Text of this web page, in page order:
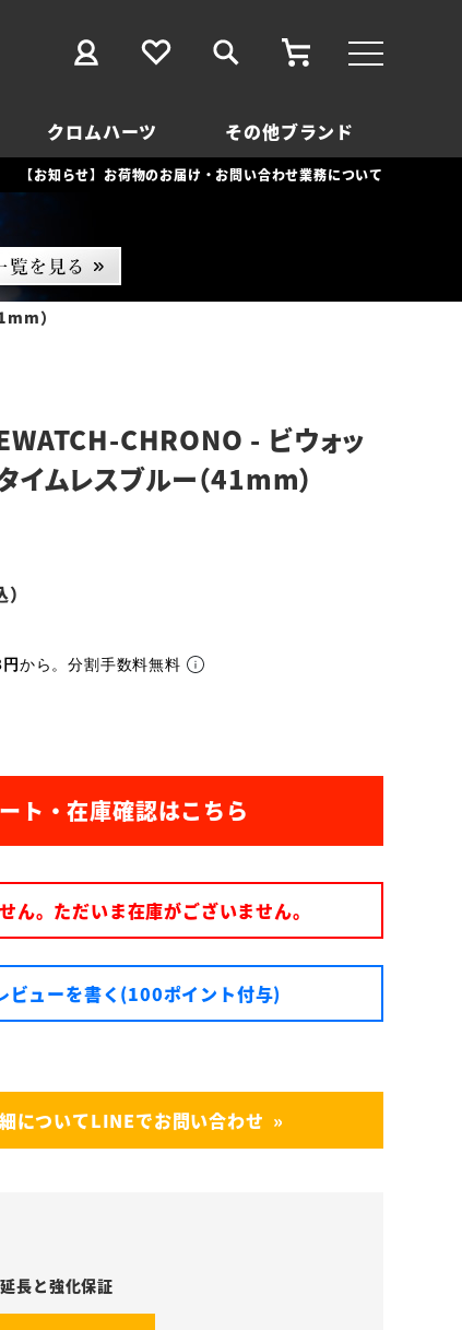
クロムハーツ その他ブランド
【お知らせ】お荷物のお届け・お問い合わせ業務について
）
CHRONO - ビウォッ
イムレスブルー（41mm）
から。分割手数料無料
ん。ただいま在庫がございません。
ビューを書く(100ポイント付与)
についてLINEでお問い合わせ
長と強化保証